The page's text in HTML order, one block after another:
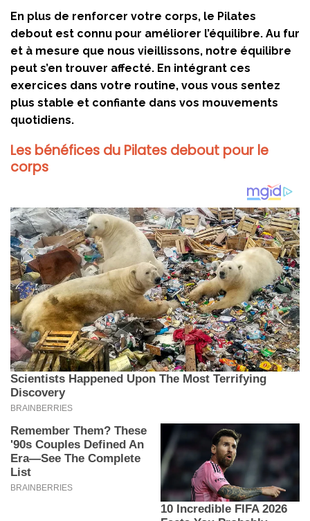
En plus de renforcer votre corps, le Pilates
debout est connu pour améliorer l’équilibre. Au fur
et à mesure que nous vieillissons, notre équilibre
peut s’en trouver affecté. En intégrant ces
exercices dans votre routine, vous vous sentez
plus stable et confiante dans vos mouvements
quotidiens.
Les bénéfices du Pilates debout pour le
corps